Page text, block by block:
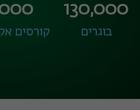
130,000
בוגרים קורסים